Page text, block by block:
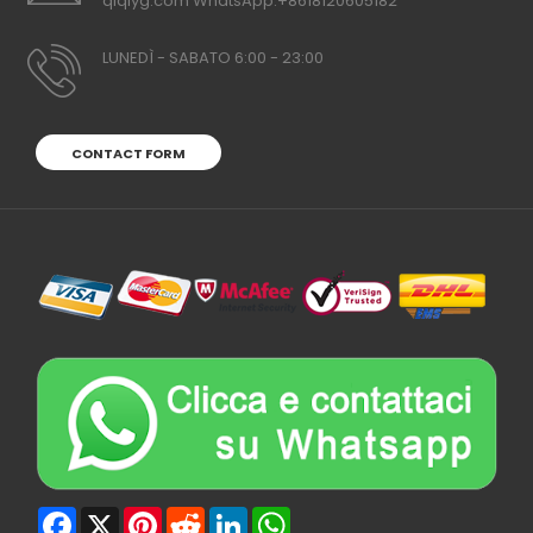
LUNEDÌ - SABATO 6:00 - 23:00
CONTACT FORM
Facebook
X PinterestRedditLinkedIn